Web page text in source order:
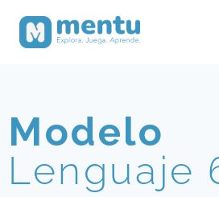
Modelo
Lenguaje